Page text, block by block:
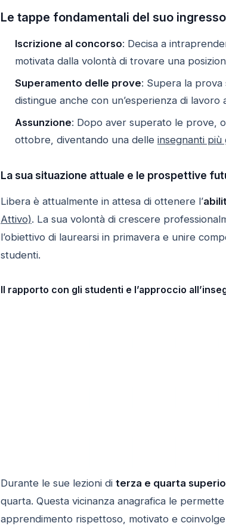
Le tappe fondamentali del suo
Iscrizione al concorso: Decisa a
motivata dalla volontà di trovare una
Superamento delle prove: Supera la prova
distingue anche con un’esperienza di lavoro
Assunzione: Dopo aver superato le prove,
ottobre, diventando una delle insegnanti più
La sua situazione attuale e le prospettive
Libera è attualmente in attesa di ottenere l’
Attivo). La sua volontà di crescere
l’obiettivo di laurearsi in primavera e unire
studenti.
Il rapporto con gli studenti e l’approccio
Durante le sue lezioni di terza e quarta
quarta. Questa vicinanza anagrafica le
apprendimento rispettoso, motivato e